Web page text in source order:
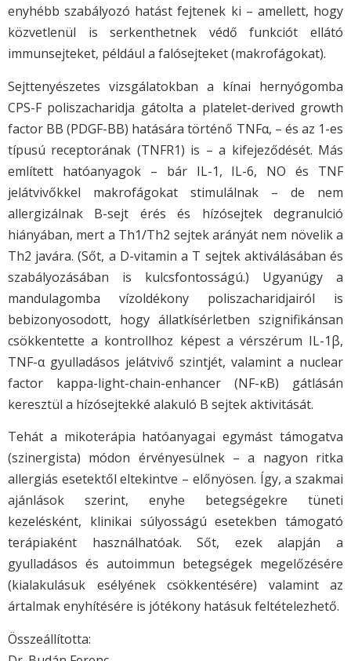
enyhébb szabályozó hatást fejtenek ki – amellett, hogy
közvetlenül is serkenthetnek védő funkciót ellátó
immunsejteket, például a falósejteket (makrofágokat).
Sejttenyészetes vizsgálatokban a kínai hernyógomba
CPS-F poliszacharidja gátolta a platelet-derived growth
factor BB (PDGF-BB) hatására történő TNFα, – és az 1-es
típusú receptorának (TNFR1) is – a kifejeződését. Más
említett hatóanyagok – bár IL-1, IL-6, NO és TNF
jelátvivőkkel makrofágokat stimulálnak – de nem
allergizálnak B-sejt érés és hízósejtek degranulció
hiányában, mert a Th1/Th2 sejtek arányát nem növelik a
Th2 javára. (Sőt, a D-vitamin a T sejtek aktiválásában és
szabályozásában is kulcsfontosságú.) Ugyanúgy a
mandulagomba vízoldékony poliszacharidjairól is
bebizonyosodott, hogy állatkísérletben szignifikánsan
csökkentette a kontrollhoz képest a vérszérum IL-1β,
TNF-α gyulladásos jelátvivő szintjét, valamint a nuclear
factor kappa-light-chain-enhancer (NF-κB) gátlásán
keresztül a hízósejtekké alakuló B sejtek aktivitását.
Tehát a mikoterápia hatóanyagai egymást támogatva
(szinergista) módon érvényesülnek – a nagyon ritka
allergiás esetektől eltekintve – előnyösen. Így, a szakmai
ajánlások szerint, enyhe betegségekre tüneti
kezelésként, klinikai súlyosságú esetekben támogató
terápiaként használhatóak. Sőt, ezek alapján a
gyulladásos és autoimmun betegségek megelőzésére
(kialakulásuk esélyének csökkentésére) valamint az
ártalmak enyhítésére is jótékony hatásuk feltételezhető.
Összeállította: